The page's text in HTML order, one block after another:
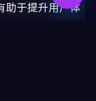
助于提升用户体